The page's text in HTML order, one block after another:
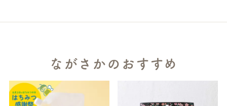
ながさかのおすすめ